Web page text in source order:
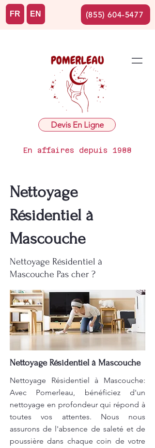
Devis En Ligne
En affaires depuis 1988
FR EN (855) 604-5477
Nettoyage
Résidentiel à
Mascouche
Nettoyage Résidentiel à
Mascouche Pas cher ?
Nettoyage Résidentiel à Mascouche
Nettoyage Résidentiel à Mascouche:
Avec Pomerleau, bénéficiez d'un
nettoyage en profondeur qui répond à
toutes vos attentes. Nous nous
assurons de l'absence de saleté et de
poussière dans chaque coin de votre